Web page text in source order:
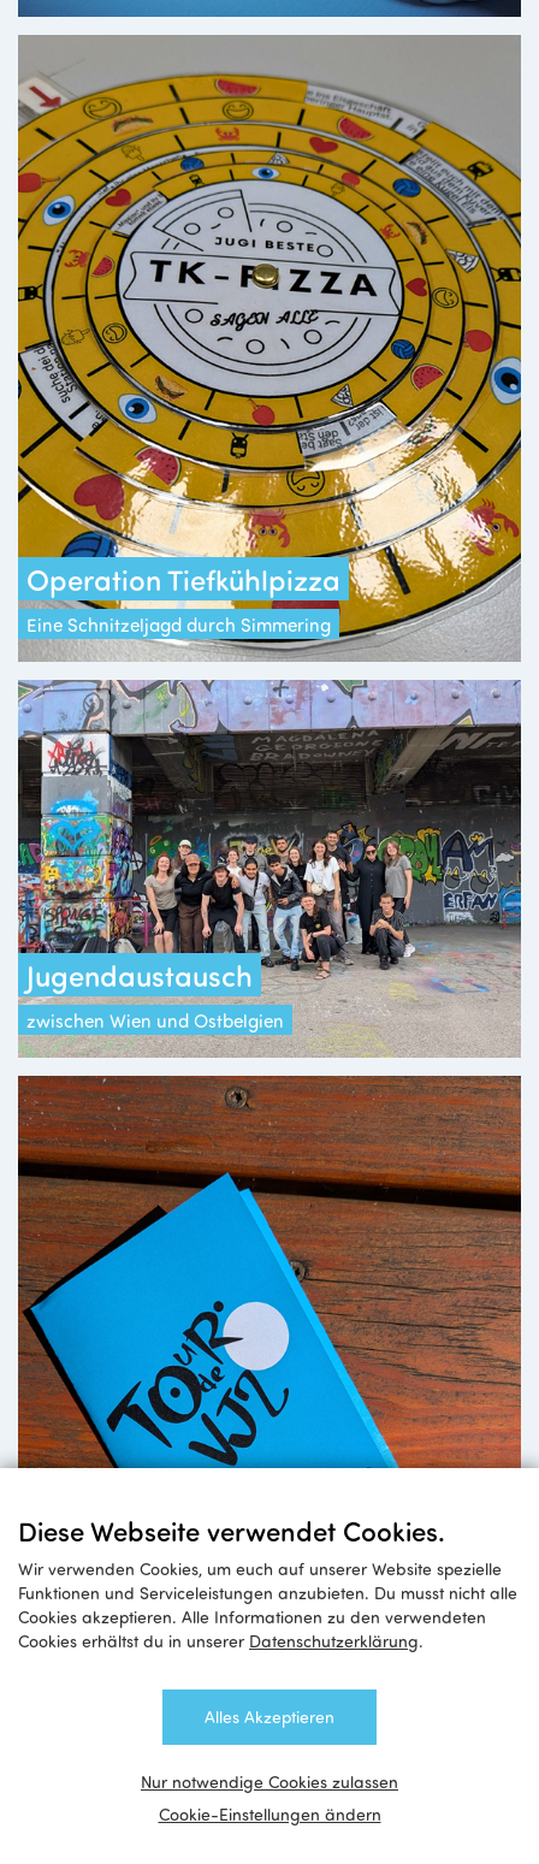
Diese Webseite verwendet Cookies.
Wir verwenden Cookies, um euch auf unserer Website spezielle
Funktionen und Serviceleistungen anzubieten. Du musst nicht alle
Cookies akzeptieren. Alle Informationen zu den verwendeten
Cookies erhältst du in unserer Datenschutzerklärung.
Alles Akzeptieren
Nur notwendige Cookies zulassen
Cookie-Einstellungen ändern
Operation Tiefkühlpizza
Eine Schnitzeljagd durch Simmering
Jugendaustausch
zwischen Wien und Ostbelgien